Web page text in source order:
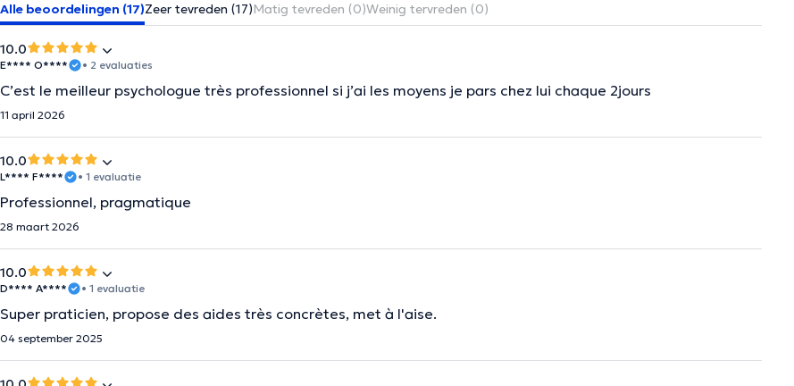
Alle beoordelingen (17)Zeer tevreden (17)Matig tevreden (0)Weinig tervreden (0)
10.0
E**** O**** • 2 evaluaties
C’est le meilleur psychologue très professionnel si j’ai les moyens je pars chez lui chaque 2jours
11 april 2026
10.0
L**** F**** • 1 evaluatie
Professionnel, pragmatique
28 maart 2026
10.0
D**** A**** • 1 evaluatie
Super praticien, propose des aides très concrètes, met à l'aise.
04 september 2025